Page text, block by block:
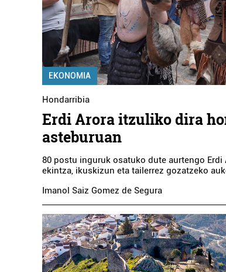
EKONOMIA
Hondarribia
Erdi Arora itzuliko dira
asteburuan
80 postu inguruk osatuko dute aurtengo Erdi
ekintza, ikuskizun eta tailerrez gozatzeko
Imanol Saiz Gomez de Segura